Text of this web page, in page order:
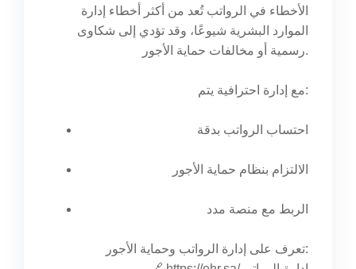
الأخطاء في الرواتب تُعد من أكثر أخطاء إدارة
الموارد البشرية شيوعًا، وقد تؤدي إلى شكاوى
رسمية أو مخالفات حماية الأجور.
مع إدارة احترافية يتم:
احتساب الرواتب بدقة
الالتزام بنظام حماية الأجور
الربط مع منصة مدد
تعرف على إدارة الرواتب وحماية الأجور: